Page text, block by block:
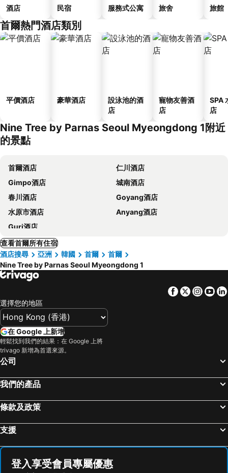
酒店 民宿 服務式公寓 旅舍 旅館
首爾熱門酒店類別
平價酒店 豪華酒店
設泳池的酒
店
寵物友善酒
店
SPA
店
Nine Tree by Parnas Seoul Myeongdong 1附近
的景點
首爾酒店
仁川酒店
Gimpo酒店
城南酒店
春川酒店
Goyang酒店
水原市酒店
Anyang酒店
Guri酒店
查看首爾所有住宿
酒店搜尋
亞洲 韓國 首爾
首爾
Nine Tree by Parnas Seoul Myeongdong 1
Facebook
Twitter
選擇您的地區
在 Google 上新增
輕鬆找到我們的結果：在 Google 上將
trivago 新增為首選來源。
公司
我們的產品
條款及政策
支援
登入享受會員專屬優惠